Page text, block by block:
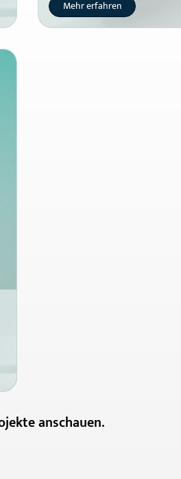
Mehr erfahren
anschauen.